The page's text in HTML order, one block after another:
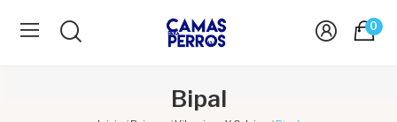
0
Bipal